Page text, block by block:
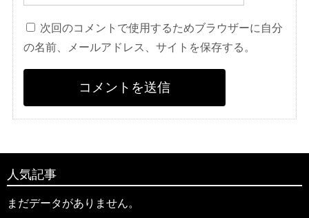
次回のコメントで使用するためブラウザーに自分
の名前、メールアドレス、サイトを保存する。
人気記事
まだデータがありません。